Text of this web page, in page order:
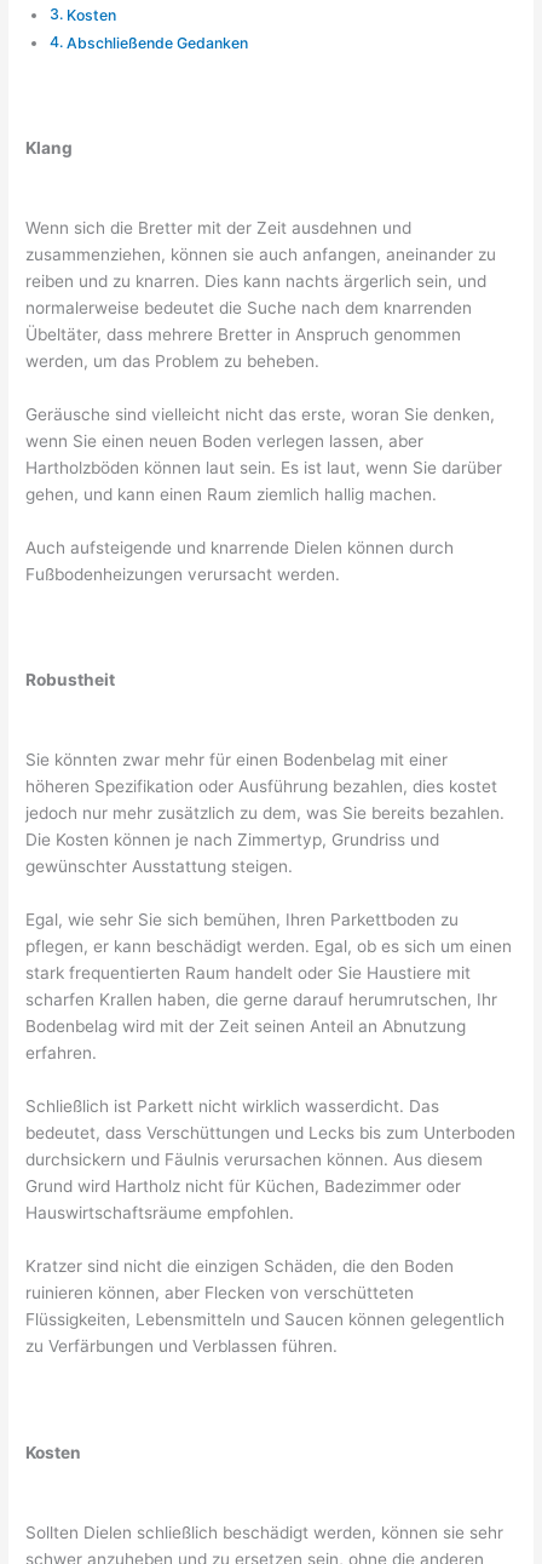
Kosten
Abschließende Gedanken
Klang
Wenn sich die Bretter mit der Zeit ausdehnen und
zusammenziehen, können sie auch anfangen, aneinander zu
reiben und zu knarren. Dies kann nachts ärgerlich sein, und
normalerweise bedeutet die Suche nach dem knarrenden
Übeltäter, dass mehrere Bretter in Anspruch genommen
werden, um das Problem zu beheben.
Geräusche sind vielleicht nicht das erste, woran Sie denken,
wenn Sie einen neuen Boden verlegen lassen, aber
Hartholzböden können laut sein. Es ist laut, wenn Sie darüber
gehen, und kann einen Raum ziemlich hallig machen.
Auch aufsteigende und knarrende Dielen können durch
Fußbodenheizungen verursacht werden.
Robustheit
Sie könnten zwar mehr für einen Bodenbelag mit einer
höheren Spezifikation oder Ausführung bezahlen, dies kostet
jedoch nur mehr zusätzlich zu dem, was Sie bereits bezahlen.
Die Kosten können je nach Zimmertyp, Grundriss und
gewünschter Ausstattung steigen.
Egal, wie sehr Sie sich bemühen, Ihren Parkettboden zu
pflegen, er kann beschädigt werden. Egal, ob es sich um einen
stark frequentierten Raum handelt oder Sie Haustiere mit
scharfen Krallen haben, die gerne darauf herumrutschen, Ihr
Bodenbelag wird mit der Zeit seinen Anteil an Abnutzung
erfahren.
Schließlich ist Parkett nicht wirklich wasserdicht. Das
bedeutet, dass Verschüttungen und Lecks bis zum Unterboden
durchsickern und Fäulnis verursachen können. Aus diesem
Grund wird Hartholz nicht für Küchen, Badezimmer oder
Hauswirtschaftsräume empfohlen.
Kratzer sind nicht die einzigen Schäden, die den Boden
ruinieren können, aber Flecken von verschütteten
Flüssigkeiten, Lebensmitteln und Saucen können gelegentlich
zu Verfärbungen und Verblassen führen.
Kosten
Sollten Dielen schließlich beschädigt werden, können sie sehr
schwer anzuheben und zu ersetzen sein, ohne die anderen